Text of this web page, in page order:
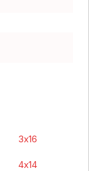
3х16
4х14